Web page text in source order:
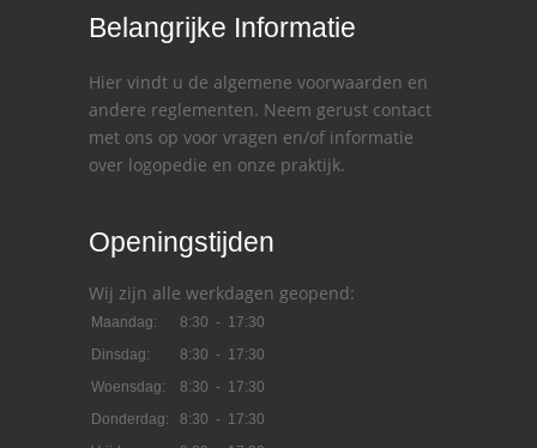
Belangrijke Informatie
Hier vindt u de algemene voorwaarden en
andere reglementen. Neem gerust contact
met ons op voor vragen en/of informatie
over logopedie en onze praktijk.
Openingstijden
Wij zijn alle werkdagen geopend:
Maandag:
8:30 - 17:30
Dinsdag:
8:30 - 17:30
Woensdag:
8:30 - 17:30
Donderdag:
8:30 - 17:30